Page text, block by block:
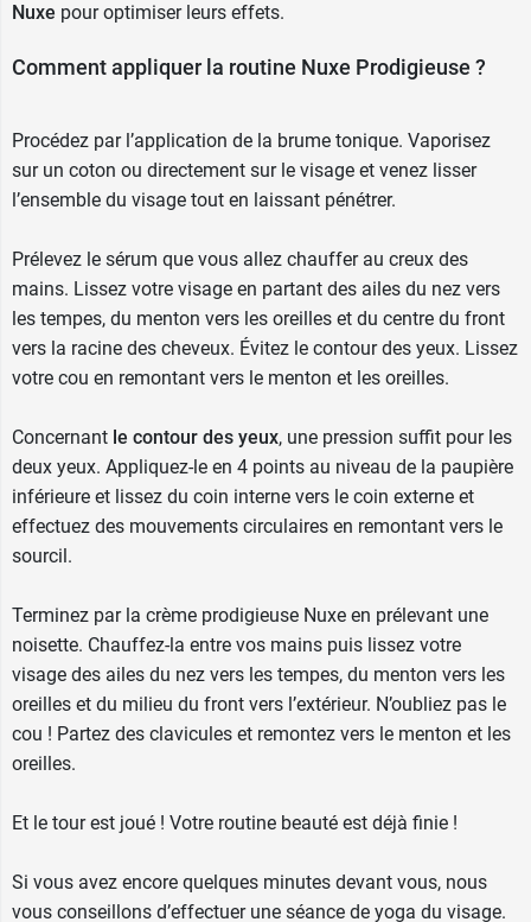
Nuxe pour optimiser leurs effets.
Comment appliquer la routine Nuxe Prodigieuse ?
Procédez par l’application de la brume tonique. Vaporisez
sur un coton ou directement sur le visage et venez lisser
l’ensemble du visage tout en laissant pénétrer.
Prélevez le sérum que vous allez chauffer au creux des
mains. Lissez votre visage en partant des ailes du nez vers
les tempes, du menton vers les oreilles et du centre du front
vers la racine des cheveux. Évitez le contour des yeux. Lissez
votre cou en remontant vers le menton et les oreilles.
Concernant le contour des yeux, une pression suffit pour les
deux yeux. Appliquez-le en 4 points au niveau de la paupière
inférieure et lissez du coin interne vers le coin externe et
effectuez des mouvements circulaires en remontant vers le
sourcil.
Terminez par la crème prodigieuse Nuxe en prélevant une
noisette. Chauffez-la entre vos mains puis lissez votre
visage des ailes du nez vers les tempes, du menton vers les
oreilles et du milieu du front vers l’extérieur. N’oubliez pas le
cou ! Partez des clavicules et remontez vers le menton et les
oreilles.
Et le tour est joué ! Votre routine beauté est déjà finie !
Si vous avez encore quelques minutes devant vous, nous
vous conseillons d’effectuer une séance de yoga du visage.